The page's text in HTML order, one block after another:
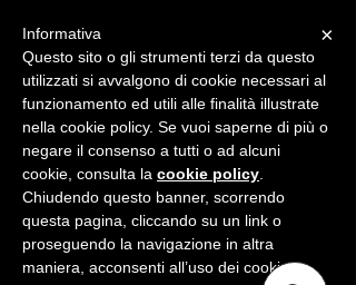
ME
NU
×
Informativa
Questo sito o gli strumenti terzi da questo
utilizzati si avvalgono di cookie necessari al
funzionamento ed utili alle finalità illustrate
nella cookie policy. Se vuoi saperne di più o
negare il consenso a tutti o ad alcuni
cookie, consulta la cookie policy
Chiudendo questo banner, scorrendo
questa pagina, cliccando su un link o
proseguendo la navigazione in altra
maniera, acconsenti all’uso dei cookie.